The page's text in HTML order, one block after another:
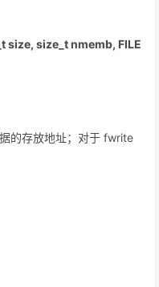
size_t nmemb, FILE
的存放地址；对于 fwrite